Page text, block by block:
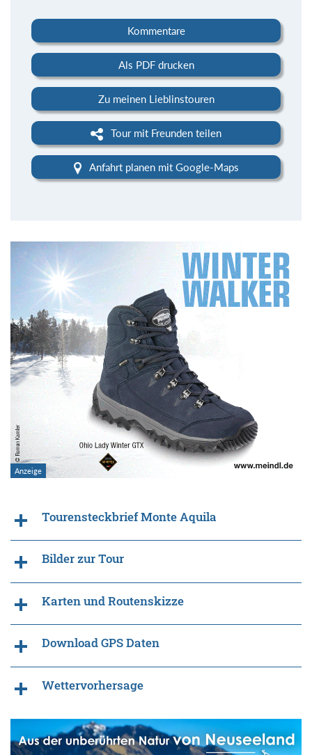
Kommentare
Als PDF drucken
Zu meinen Lieblinstouren
Tour mit Freunden teilen
Anfahrt planen mit Google-Maps
Tourensteckbrief Monte Aquila
Bilder zur Tour
Karten und Routenskizze
Download GPS Daten
Wettervorhersage